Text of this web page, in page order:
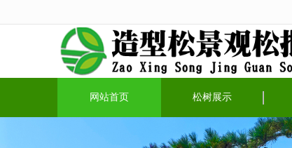
网站首页 松树展示